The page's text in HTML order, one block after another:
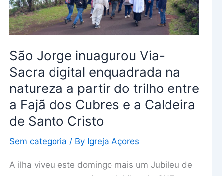
São Jorge inuagurou Via-
Sacra digital enquadrada na
natureza a partir do trilho entre
a Fajã dos Cubres e a Caldeira
de Santo Cristo
Sem categoria / By Igreja Açores
A ilha viveu este domingo mais um Jubileu de
digital
enquadrada
na
a
partir
do
trilho
entre
a
Fajã
Cubres